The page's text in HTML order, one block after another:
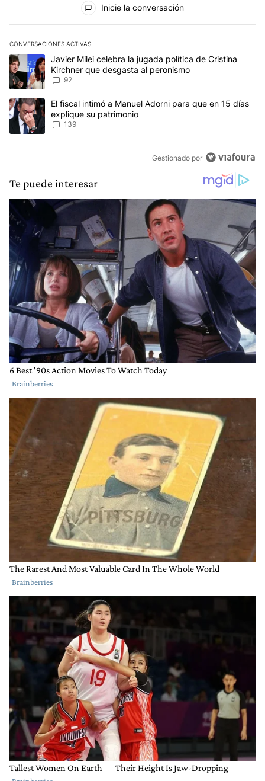
Inicie la conversación
CONVERSACIONES ACTIVAS
Este listado muestra los artículos con más comentarios en los
Un artículo de tendencia con el título "Javier Milei celebra la
Javier Milei celebra la jugada política de Cristina
Kirchner que desgasta al peronismo
92
Un artículo de tendencia con el título "El fiscal intimó a Manuel
El fiscal intimó a Manuel Adorni para que en 15 días
explique su patrimonio
139
Gestionado por